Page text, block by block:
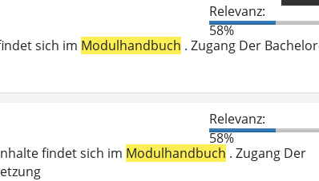
Relevanz:
58%
sich im Modulhandbuch . Zugang Der
Relevanz:
58%
findet sich im Modulhandbuch . Zugang Der